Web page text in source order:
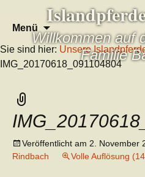
Willkommen auf
Familie
Menü
Zum
Inhalt
springen
Sie sind hier: Unsere
IMG_20170618_091104804
Veröffentlicht am 2. November
Rindbach
Volle Auflösung